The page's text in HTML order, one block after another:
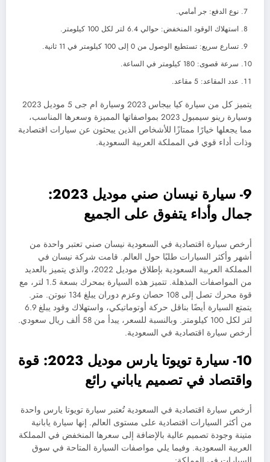
نوع الدفع: جر أمامي.
استهلاك الوقود المنخفض: حوالي 6.4 لتر لكل 100 كيلومتر.
تسارع سريع: تستطيع الوصول من 0 إلى 100 كيلومتر في 11 ثانية.
سرعة قصوى: 180 كيلومتر في الساعة.
عدد المقاعد: 5 مقاعد.
يتميز كل من سيارة كيا بيجاس 2023 وسيارة ام جى 5 موديل 2023
وسيارة رينو سيمبول 2023 بمواصفاتها المميزة وسعرها المناسب،
مما يجعلها خيارًا ممتازًا للأشخاص الذين يبحثون عن سيارات اقتصادية
وذات أداء قوي في المملكة العربية السعودية.
9- سيارة نيسان صني موديل 2023:
جمال وأداء يتفوق على الجميع
أرخص سيارة اقتصادية في السعودية نيسان صني تعتبر واحدة من
أشهر وأكثر السيارات طلبًا حول العالم. قامت شركة نيسان في
المملكة العربية السعودية بإطلاق موديل 2022، والذي يتميز بالعديد
من المواصفات المذهلة. تتميز هذه السيارة بمحرك بسعة 1.5 لتر، مع
قوة محرك تصل إلى 108 حصان وعزم دوران يبلغ 134 نيوتن. متر.
يتمتع السيارة أيضًا بناقل حركة أوتوماتيكي، واستهلاك وقود يبلغ 6.9
لتر لكل 100 كيلومتر. وبالنسبة للسعر، يبدأ من 58 ألف ريال سعودي.
أرخص سيارة اقتصادية في السعودية.
10- سيارة تويوتا يارس موديل 2023: قوة
واقتصاد في تصميم ياباني رائع
أرخص سيارة اقتصادية في السعودية تُعتبر سيارة تويوتا يارس واحدة
من أكثر السيارات اقتصادية على مستوى العالم. إنها سيارة يابانية
متينة وجودة تصميم عالية بالإضافة إلى سعرها المنخفض في المملكة
العربية السعودية. وفيما يلي مواصفات السيارة المتاحة في سوق